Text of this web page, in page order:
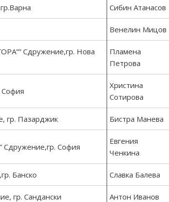
Сибин Атанасов
Венелин Мицов
Сдружение,гр. Нова
Пламена
Петрова
Христина
Сотирова
Пазарджик Бистра Манева
София
Евгения
Ченкина
Банско Славка Балева
гр. Сандански Антон Иванов